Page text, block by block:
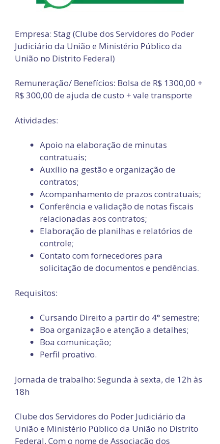
Empresa: Stag (Clube dos Servidores do Poder
Judiciário da União e Ministério Público da
União no Distrito Federal)
Remuneração/ Benefícios: Bolsa de R$ 1300,00 +
R$ 300,00 de ajuda de custo + vale transporte
Atividades:
Apoio na elaboração de minutas
contratuais;
Auxílio na gestão e organização de
contratos;
Acompanhamento de prazos contratuais;
Conferência e validação de notas fiscais
relacionadas aos contratos;
Elaboração de planilhas e relatórios de
controle;
Contato com fornecedores para
solicitação de documentos e pendências.
Requisitos:
Cursando Direito a partir do 4° semestre;
Boa organização e atenção a detalhes;
Boa comunicação;
Perfil proativo.
Jornada de trabalho: Segunda à sexta, de 12h às
18h
Clube dos Servidores do Poder Judiciário da
União e Ministério Público da União no Distrito
Federal. Com o nome de Associação dos